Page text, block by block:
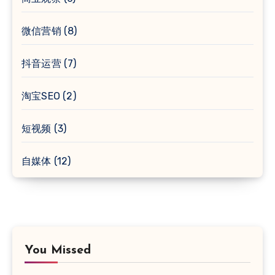
微信营销 (8)
抖音运营(7)
淘宝SEO (2)
短视频 (3)
自媒体 (12)
You Missed